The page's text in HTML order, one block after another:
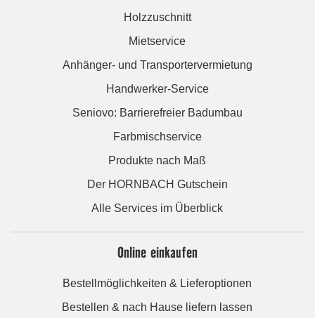
Holzzuschnitt
Mietservice
Anhänger- und Transportervermietung
Handwerker-Service
Seniovo: Barrierefreier Badumbau
Farbmischservice
Produkte nach Maß
Der HORNBACH Gutschein
Alle Services im Überblick
Online einkaufen
Bestellmöglichkeiten & Lieferoptionen
Bestellen & nach Hause liefern lassen